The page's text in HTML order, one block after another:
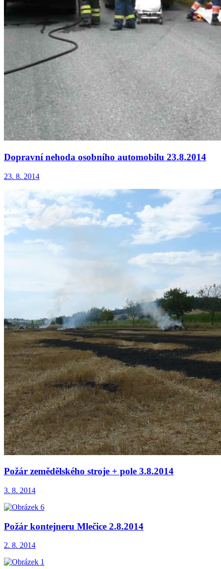
Dopravní nehoda osobního automobilu 23.8.2014
23. 8. 2014
Požár zemědělského stroje + pole 3.8.2014
3. 8. 2014
Požár kontejneru Mlečice 2.8.2014
2. 8. 2014